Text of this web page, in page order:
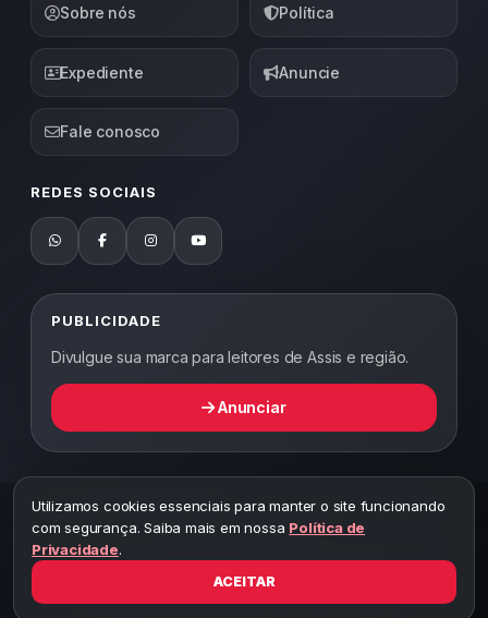
Sobre nós Política
Expediente Anuncie
Fale conosco
REDES SOCIAIS
PUBLICIDADE
Divulgue sua marca para leitores de Assis e região.
Anunciar
2026 ©Abordagem Notícias— Todos os direitos reservados —
Desenvolvido por WEB5.
A cópia total ou parcial desta página implicará ao autor sob pena de
Toda reprodução deste conteúdo sem citar o link do site está sujeita
a penalidades legais, incluindo processo por plágio.
Utilizamos cookies essenciais para manter o site funcionando
com segurança. Saiba mais em nossa Política de
Privacidade.
ACEITAR